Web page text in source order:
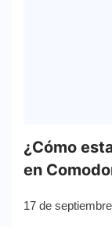
¿Cómo
en
17 de